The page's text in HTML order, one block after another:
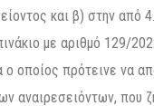
και β) στην από
με αριθμό 129/
οποίος πρότεινε να
αναιρεσειόντων, που